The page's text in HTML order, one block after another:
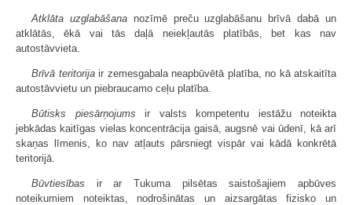
Atklāta uzglabāšananozīmē preču uzglabāšanu brīvā dabā un
atklātās, ēkā vai tās daļā neiekļautās platībās, bet kas nav
autostāvvieta.
Brīvā teritorijair zemesgabala neapbūvētā platība, no kā atskaitīta
autostāvvietu un piebraucamo ceļu platība.
Būtisks piesārņojums ir valsts kompetentu iestāžu noteikta
jebkādas kaitīgas vielas koncentrācija gaisā, augsnē vai ūdenī, kā arī
skaņas līmenis, ko nav atļauts pārsniegt vispār vai kādā konkrētā
teritorijā.
Būvtiesības ir ar Tukuma pilsētas saistošajiem apbūves
noteikumiem noteiktas, nodrošinātas un aizsargātas fizisko un